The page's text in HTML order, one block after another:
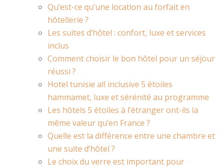
Qu’est-ce qu’une location au forfait en
hôtellerie ?
Les suites d’hôtel : confort, luxe et services
inclus
Comment choisir le bon hôtel pour un séjour
réussi ?
Hotel tunisie all inclusive 5 étoiles
hammamet, luxe et sérénité au programme
Les hôtels 5 étoiles à l’étranger ont-ils la
même valeur qu’en France ?
Quelle est la différence entre une chambre et
une suite d’hôtel ?
Le choix du verre est important pour